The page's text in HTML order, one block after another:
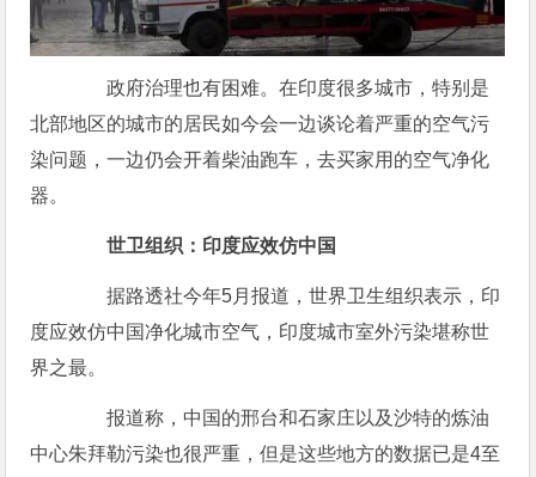
政府治理也有困难。在印度很多城市，特别是
北部地区的城市的居民如今会一边谈论着严重的空气污
染问题，一边仍会开着柴油跑车，去买家用的空气净化
器。
世卫组织：印度应效仿中国
据路透社今年5月报道，世界卫生组织表示，印
度应效仿中国净化城市空气，印度城市室外污染堪称世
界之最。
报道称，中国的邢台和石家庄以及沙特的炼油
中心朱拜勒污染也很严重，但是这些地方的数据已是4至